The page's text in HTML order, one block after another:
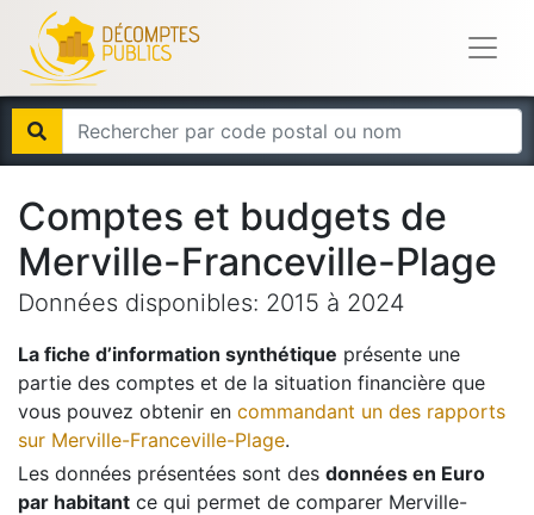
Comptes et budgets de
Merville-Franceville-Plage
Données disponibles: 2015 à 2024
La fiche d’information synthétique présente une
partie des comptes et de la situation financière que
vous pouvez obtenir en commandant un des rapports
sur Merville-Franceville-Plage.
Les données présentées sont des données en Euro
par habitant ce qui permet de comparer Merville-